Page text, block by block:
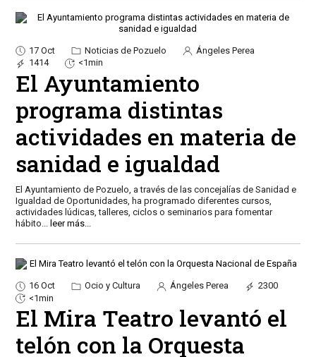
17 Oct Noticias de Pozuelo
Ángeles Perea
1414
<1min
El Ayuntamiento
programa distintas
actividades en materia de
sanidad e igualdad
El Ayuntamiento de Pozuelo, a través de las concejalías de Sanidad e
Igualdad de Oportunidades, ha programado diferentes cursos,
actividades lúdicas, talleres, ciclos o seminarios para fomentar
hábito
leer más...
16 Oct Ocio y Cultura Ángeles Perea
2300
<1min
El Mira Teatro levantó el
telón con la Orquesta